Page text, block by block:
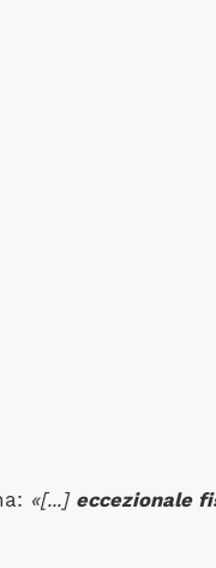
«[...] eccezionale